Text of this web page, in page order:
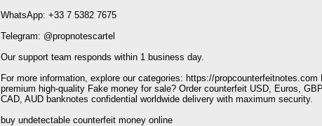
WhatsApp: +33 7 5382 7675
Telegram: @propnotescartel
Our support team responds within 1 business day.
For more information, explore our categories: https://propcounterfeitnotes.com
premium high-quality Fake money for sale? Order counterfeit USD, Euros,
CAD, AUD banknotes confidential worldwide delivery with maximum security.
buy undetectable counterfeit money online